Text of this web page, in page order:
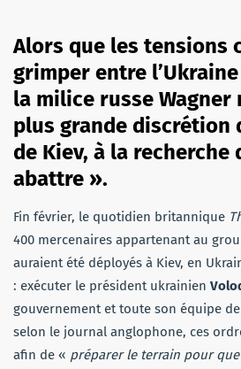
Alors que les tensions
grimper entre
la milice russe Wagner
plus grande discrétion
de Kiev, à la recherche
abattre ».
Fin février, le quotidien britannique
400 mercenaires appartenant au
auraient été déployés à Kiev, en
: exécuter le président ukrainien
gouvernement et toute son équipe
selon le journal anglophone, ces
afin de « préparer le terrain pour